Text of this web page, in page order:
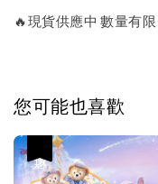
🔥現貨供應中 數量有
您可能也喜歡